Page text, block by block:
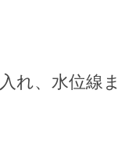
れ、水位線